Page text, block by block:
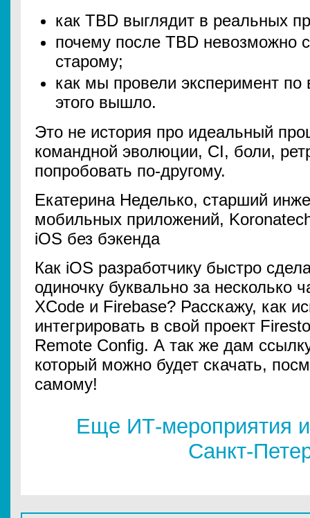
как TBD выглядит в реальных
почему после TBD невозможно
старому;
как мы провели эксперимент
этого вышло.
Это не история про идеальный
командной эволюции, CI, боли,
попробовать по-другому.
Екатерина Неделько, старший
мобильных приложений,
iOS без бэкенда
Как iOS разработчику быстро
одиночку буквально за несколько
XCode и Firebase? Расскажу, как
интегрировать в свой проект
Remote Config. А так же дам
который можно будет скачать,
самому!
Еще ИТ-мероприятия
Санкт-